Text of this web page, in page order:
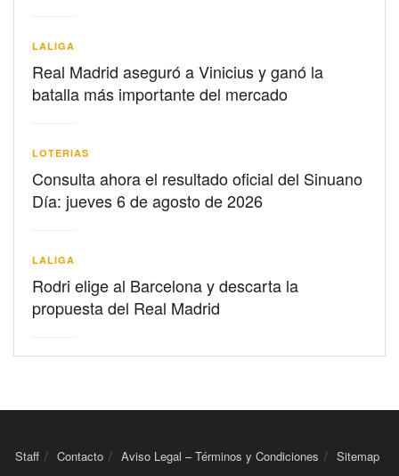
LALIGA
Real Madrid aseguró a Vinicius y ganó la
batalla más importante del mercado
LOTERIAS
Consulta ahora el resultado oficial del Sinuano
Día: jueves 6 de agosto de 2026
LALIGA
Rodri elige al Barcelona y descarta la
propuesta del Real Madrid
Staff Contacto Aviso Legal – Términos y Condiciones Sitemap